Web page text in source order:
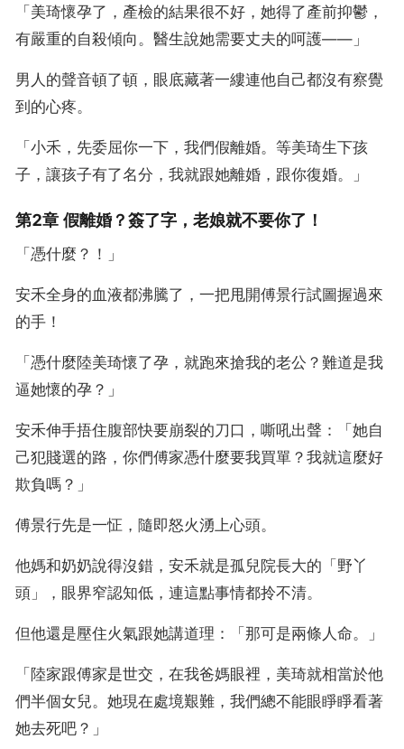
「美琦懷孕了，產檢的結果很不好，她得了產前抑鬱，
有嚴重的自殺傾向。醫生說她需要丈夫的呵護——」
男人的聲音頓了頓，眼底藏著一縷連他自己都沒有察覺
到的心疼。
「小禾，先委屈你一下，我們假離婚。等美琦生下孩
子，讓孩子有了名分，我就跟她離婚，跟你復婚。」
第2章 假離婚？簽了字，老娘就不要你了！
「憑什麼？！」
安禾全身的血液都沸騰了，一把甩開傅景行試圖握過來
的手！
「憑什麼陸美琦懷了孕，就跑來搶我的老公？難道是我
逼她懷的孕？」
安禾伸手捂住腹部快要崩裂的刀口，嘶吼出聲：「她自
己犯賤選的路，你們傅家憑什麼要我買單？我就這麼好
欺負嗎？」
傅景行先是一怔，隨即怒火湧上心頭。
他媽和奶奶說得沒錯，安禾就是孤兒院長大的「野丫
頭」，眼界窄認知低，連這點事情都拎不清。
但他還是壓住火氣跟她講道理：「那可是兩條人命。」
「陸家跟傅家是世交，在我爸媽眼裡，美琦就相當於他
們半個女兒。她現在處境艱難，我們總不能眼睜睜看著
她去死吧？」